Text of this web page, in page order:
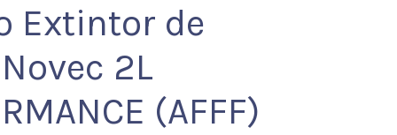
Extintor de
2L
(AFFF)